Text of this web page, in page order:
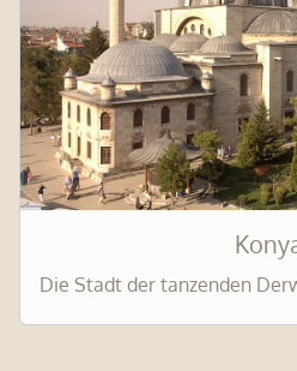
Die Stadt der tanzenden